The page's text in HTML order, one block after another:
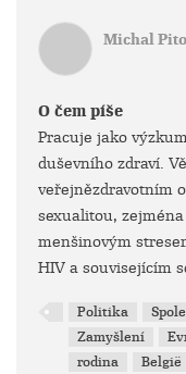
Michal
O čem píše
Pracuje jako
duševního zdraví.
veřejnězdravotním
sexualitou,
menšinovým
HIV a souvisejícím
Politika
Zamyšlení
rodina
België